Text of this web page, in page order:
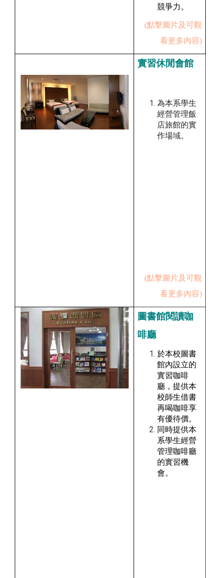
競爭力。
(點擊圖片及可觀
看更多內容)
實習休閒會館
為本系學生
經營管理飯
店旅館的實
作場域。
(點擊圖片及可觀
看更多內容)
圖書館閱讀咖
啡廳
於本校圖書
館內設立的
實習咖啡
廳，提供本
校師生借書
再喝咖啡享
有優待價。
同時提供本
系學生經營
管理咖啡廳
的實習機
會。